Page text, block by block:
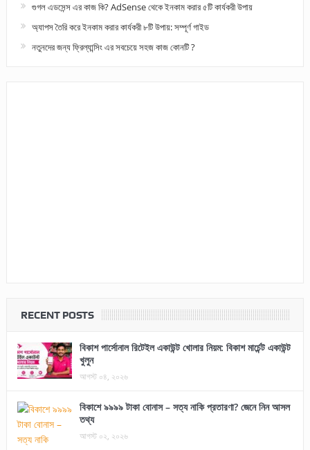
গুগল এডসেন্স এর কাজ কি? AdSense থেকে ইনকাম করার ৫টি কার্যকরী উপায়
অ্যাপস তৈরি করে ইনকাম করার কার্যকরী ৮টি উপায়: সম্পূর্ণ গাইড
নতুনদের জন্য ফ্রিল্যান্সিং এর সবচেয়ে সহজ কাজ কোনটি ?
RECENT POSTS
বিকাশ পার্সোনাল রিটেইল একাউন্ট খোলার নিয়ম: বিকাশ মার্চেন্ট একাউন্ট
খুলুন
আগস্ট ০৪, ২০২৬
বিকাশে ৯৯৯৯ টাকা বোনাস – সত্য নাকি প্রতারণা? জেনে নিন আসল
তথ্য
আগস্ট ০২, ২০২৬